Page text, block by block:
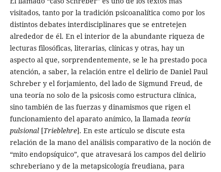
visitados, tanto por la tradi­ción psicoanalítica como por los
distintos debates interdisciplinares que se entretejen
alrededor de él. En el interior de la abundante riqueza de
lecturas filosóficas, literarias, clínicas y otras, hay un
aspecto al que, sorprendentemente, se le ha prestado poca
atención, a saber, la relación entre el delirio de Daniel Paul
Schreber y el forjamien­to, del lado de Sigmund Freud, de
una teoría no solo de la psicosis como estructura clínica,
sino también de las fuerzas y dinamismos que rigen el
funcionamiento del aparato anímico, la llamada teoría
pulsional [Trieblehre]. En este artículo se discute esta
relación de la mano del análisis comparativo de la noción de
“mito endopsíquico”, que atravesará los campos del delirio
schreberiano y de la metapsicología freudiana, para